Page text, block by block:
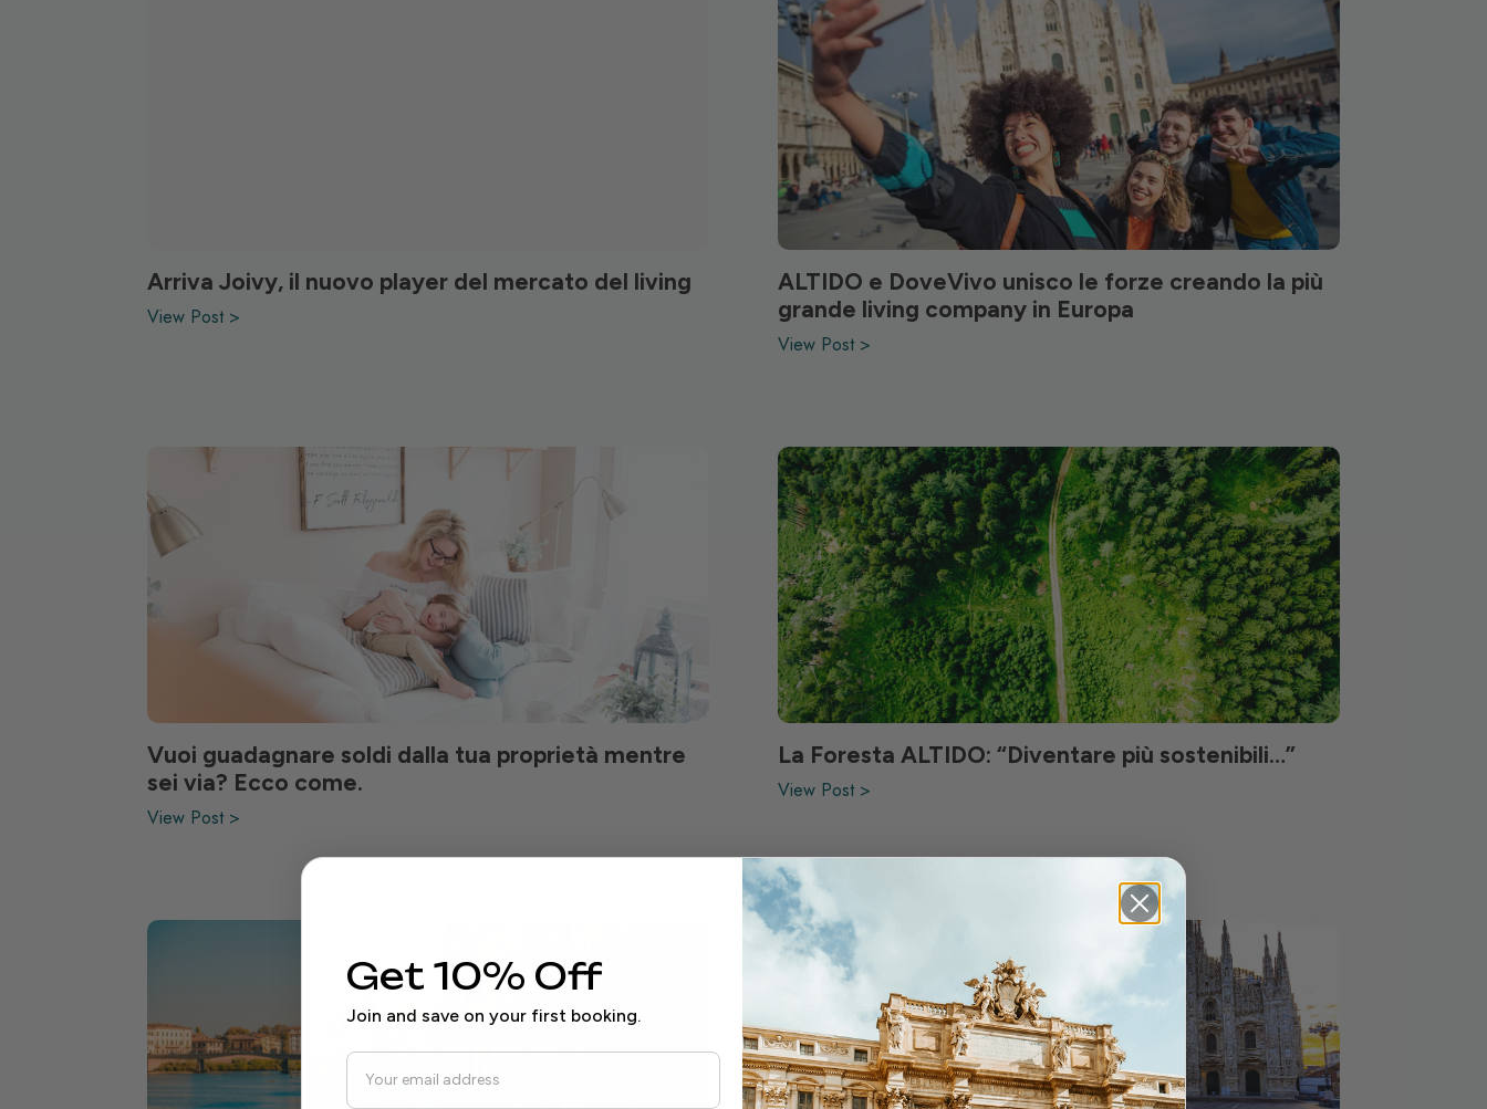
Arriva Joivy, il nuovo player del mercato del living
View Post >
ALTIDO e DoveVivo unisco le forze creando la più
grande living company in Europa
View Post >
Vuoi guadagnare soldi dalla tua proprietà mentre
sei via? Ecco come.
View Post >
La Foresta ALTIDO: “Diventare più sostenibili…”
View Post >
Get 10% Off
Join and save on your first booking.
Email